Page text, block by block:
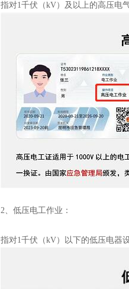
指对1千伏（kV）及以上的高压电
2、低压电工作业：
指对1千伏（kV）以下的低压电器